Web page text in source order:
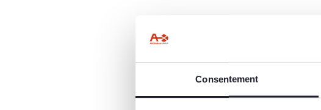
Consentement